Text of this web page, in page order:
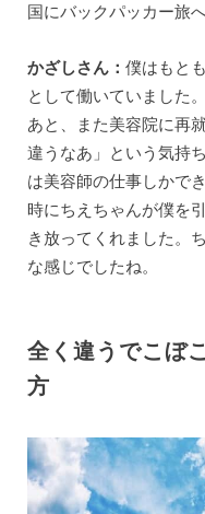
国にバックパッカー旅
かざしさん： 僕はもと
として働いていました
あと、また美容院に再
違うなあ」という気持
は美容師の仕事しかで
時にちえちゃんが僕を
き放ってくれました。
な感じでしたね。
全く違うでこぼ
方